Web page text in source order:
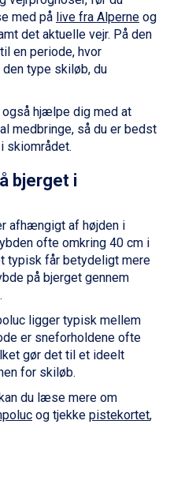
med på live fra Alperne og
det aktuelle vejr. På den
en periode, hvor
type skiløb, du
også hjælpe dig med at
medbringe, så du er bedst
skiområdet.
bjerget i
afhængigt af højden i
ofte omkring 40 cm i
typisk får betydeligt mere
på bjerget gennem
ligger typisk mellem
er sneforholdene ofte
gør det til et ideelt
for skiløb.
du læse mere om
og tjekke pistekortet,